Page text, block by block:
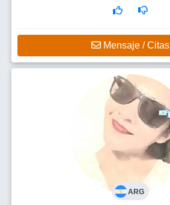
Mensaje / Citas
ARG